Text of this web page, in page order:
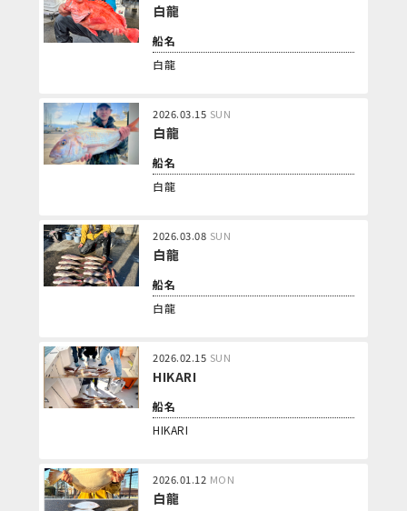
白龍
船名
白龍
2026.03.15 SUN
白龍
船名
白龍
2026.03.08 SUN
白龍
船名
白龍
2026.02.15 SUN
HIKARI
船名
HIKARI
2026.01.12 MON
白龍